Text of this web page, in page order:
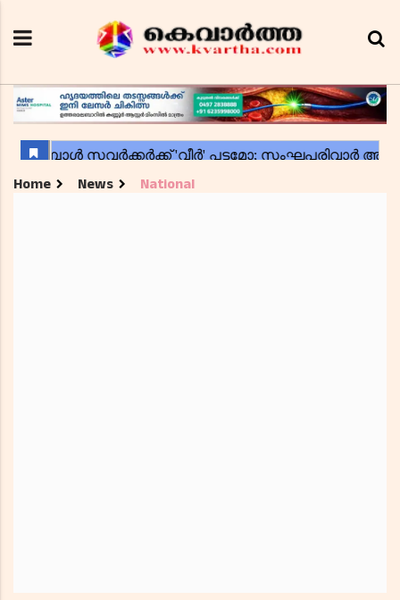
Home News National